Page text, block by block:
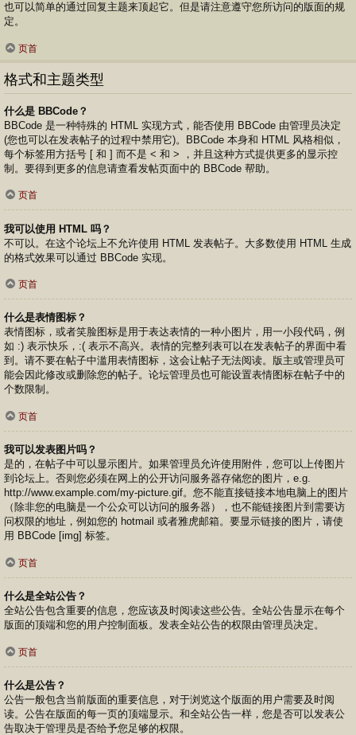
也可以简单的通过回复主题来顶起它。但是请注意遵守您所访问的版面的规
定。
页首
格式和主题类型
什么是 BBCode？
BBCode 是一种特殊的 HTML 实现方式，能否使用 BBCode 由管理员决定
(您也可以在发表帖子的过程中禁用它)。BBCode 本身和 HTML 风格相似，
每个标签用方括号 [ 和 ] 而不是 < 和 > ，并且这种方式提供更多的显示控
制。要得到更多的信息请查看发帖页面中的 BBCode 帮助。
页首
我可以使用 HTML 吗？
不可以。在这个论坛上不允许使用 HTML 发表帖子。大多数使用 HTML 生成
的格式效果可以通过 BBCode 实现。
页首
什么是表情图标？
表情图标，或者笑脸图标是用于表达表情的一种小图片，用一小段代码，例
如 :) 表示快乐，:( 表示不高兴。表情的完整列表可以在发表帖子的界面中看
到。请不要在帖子中滥用表情图标，这会让帖子无法阅读。版主或管理员可
能会因此修改或删除您的帖子。论坛管理员也可能设置表情图标在帖子中的
个数限制。
页首
我可以发表图片吗？
是的，在帖子中可以显示图片。如果管理员允许使用附件，您可以上传图片
到论坛上。否则您必须在网上的公开访问服务器存储您的图片，e.g.
http://www.example.com/my-picture.gif。您不能直接链接本地电脑上的图片
（除非您的电脑是一个公众可以访问的服务器），也不能链接图片到需要访
问权限的地址，例如您的 hotmail 或者雅虎邮箱。要显示链接的图片，请使
用 BBCode [img] 标签。
页首
什么是全站公告？
全站公告包含重要的信息，您应该及时阅读这些公告。全站公告显示在每个
版面的顶端和您的用户控制面板。发表全站公告的权限由管理员决定。
页首
什么是公告？
公告一般包含当前版面的重要信息，对于浏览这个版面的用户需要及时阅
读。公告在版面的每一页的顶端显示。和全站公告一样，您是否可以发表公
告取决于管理员是否给予您足够的权限。